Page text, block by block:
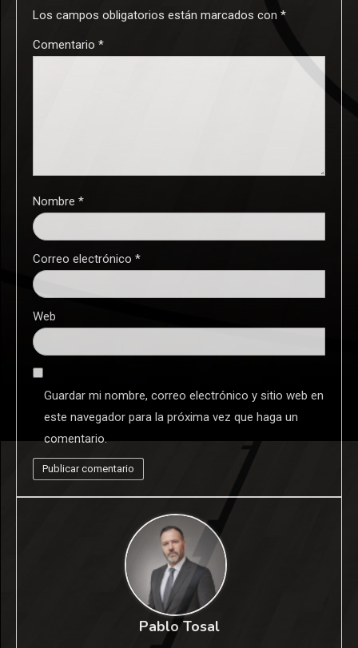
Los campos obligatorios están marcados con *
Comentario *
Nombre *
Correo electrónico *
Web
Guardar mi nombre, correo electrónico y sitio web en
este navegador para la próxima vez que haga un
comentario.
Pablo Tosal